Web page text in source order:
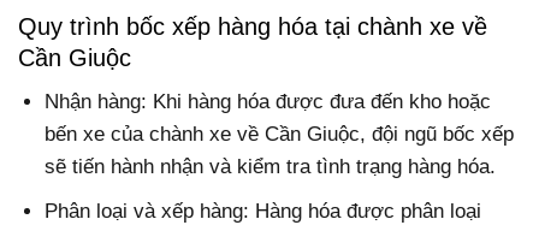
Quy trình bốc xếp hàng hóa tại chành xe về
Cần Giuộc
Nhận hàng: Khi hàng hóa được đưa đến kho hoặc
bến xe của chành xe về Cần Giuộc, đội ngũ bốc xếp
sẽ tiến hành nhận và kiểm tra tình trạng hàng hóa.
Phân loại và xếp hàng: Hàng hóa được phân loại